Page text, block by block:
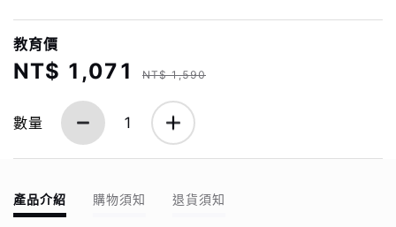
教育價
NT$ 1,071 NT$ 1,590
數量 1
產品介紹 購物須知 退貨須知